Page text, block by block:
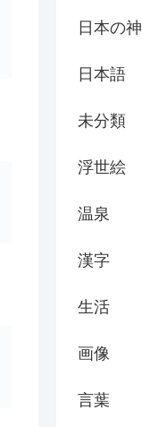
日本の神
日本語
未分類
浮世絵
温泉
漢字
生活
画像
言葉